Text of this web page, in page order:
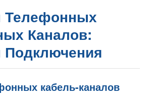
Каналов:
кабель-каналов